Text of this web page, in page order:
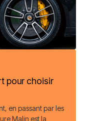
pour choisir
en passant par les
Malin est la